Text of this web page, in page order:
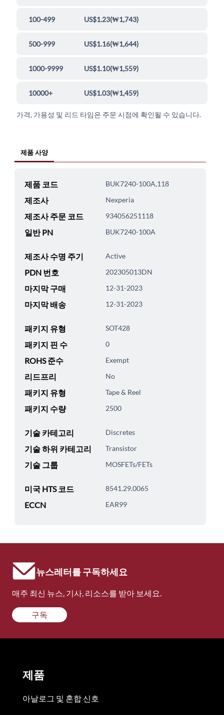
100-499 US$1.23(₩1,743)
500-999 US$1.16(₩1,644)
1000-9999 US$1.10(₩1,559)
10000+ US$1.03(₩1,459)
가격, 가용성 및 리드 타임은 주문 시점에 확인될 수 있습니다.
제품 사양
제품 코드 BUK7240-100A,118
제조사 Nexperia
제조사 주문 코드 934056251118
일반 PN BUK7240-100A
제조사 수명 주기 Active
PDN 번호 202305013DN
마지막 구매 12-31-2023
마지막 배송 12-31-2023
패키지 유형 SOT428
패키지 핀 수 0
ROHS 준수 Exempt
리드프리 No
패키지 유형 Tape & Reel
패키지 수량 2500
기술 카테고리 Discretes
기술 하위 카테고리 Transistor
기술 그룹 MOSFETs/FETs
미국 HTS 코드 8541.29.0065
ECCN EAR99
뉴스레터를 구독하세요
매주 최신 뉴스, 기사, 리소스를 받아 보세요.
구독
제품
아날로그 및 혼합 신호